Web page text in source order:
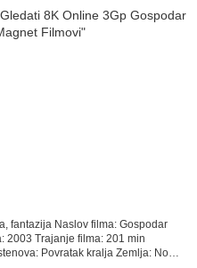
fantazija Naslov filma: Gospodar
2003 Trajanje filma: 201 min
Povratak kralja Zemlja: Novi